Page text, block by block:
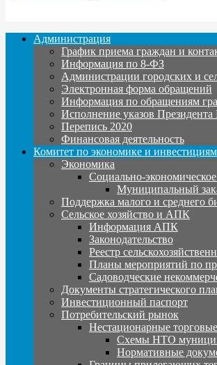
Администрация
График приема граждан и
Информация по 8-ФЗ
Администрации городских и
Электронная форма обращений
Информация по обращениям
Исполнение указов
Перепись 2020
Финансовая деятельность
Комитет по экономике и инвестициям
Экономика
Социально-
Муниципальный
Поддержка малого и среднего
Сельское хозяйство и АПК
Информация АПК
Законодательство
Реестр
Планы мероприятий по
Садоводческие
Документы стратегического
Инвестиционный паспорт
Потребительский рынок
Нестационарные
Схемы НТО
Нормативные